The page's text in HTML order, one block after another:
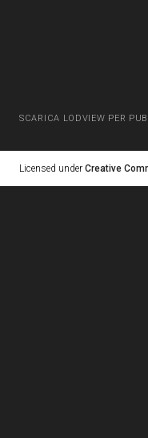
SCARICA LODVIEW PER
Licensed under Creative